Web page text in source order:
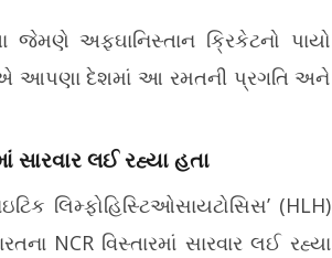
જેમણે અફઘાનિસ્તાન ક્રિકેટનો પાયો
આપણા દેશમાં આ રમતની પ્રગતિ અને
સારવાર લઈ રહ્યા હતા
લિમ્ફોહિસ્ટિઓસાયટોસિસ’ (HLH)
NCR વિસ્તારમાં સારવાર લઈ રહ્યા